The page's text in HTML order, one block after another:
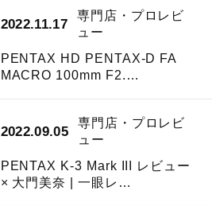
2022.11.17
専門店・プロレビ
ュー
PENTAX HD PENTAX-D FA
MACRO 100mm F2.…
2022.09.05
専門店・プロレビ
ュー
PENTAX K-3 Mark III レビュー
× 大門美奈 | 一眼レ…